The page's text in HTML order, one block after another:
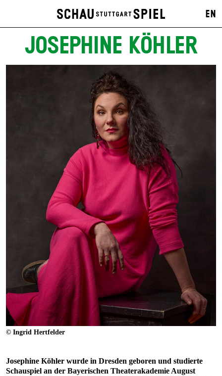
EN
JOSEPHINE KÖHLER
© Ingrid Hertfelder
Josephine Köhler wurde in Dresden geboren und studierte
Schauspiel an der Bayerischen Theaterakademie August